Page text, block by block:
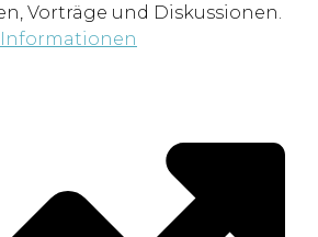
Vorträge und Diskussionen.